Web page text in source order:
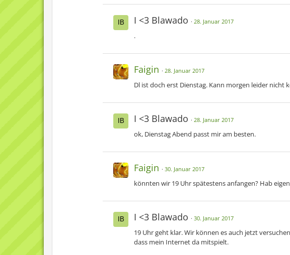
I <3 Blawado 28. Januar 2017
.
Faigin 28. Januar 2017
Dl ist doch erst Dienstag. Kann morgen leider nicht
I <3 Blawado 28. Januar 2017
ok, Dienstag Abend passt mir am besten.
Faigin 30. Januar 2017
könnten wir 19 Uhr spätestens anfangen? Hab
I <3 Blawado 30. Januar 2017
19 Uhr geht klar. Wir können es auch jetzt
dass mein Internet da mitspielt.